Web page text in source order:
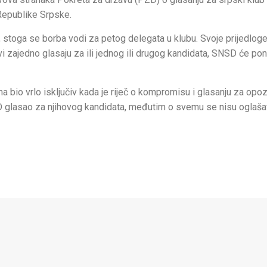
Srpske.
se borba vodi za petog delegata u klubu. Svoje
glasaju za ili jednog ili drugog kandidata, SNSD će
bio vrlo isključiv kada je riječ o kompromisu i glasanju za
za njihovog kandidata, međutim o svemu se nisu